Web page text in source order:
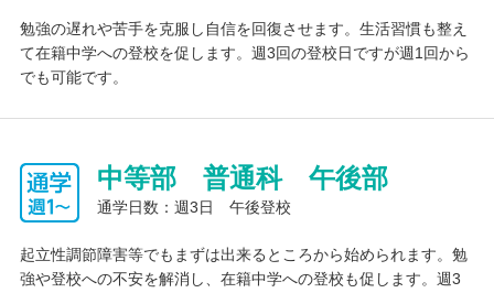
勉強の遅れや苦手を克服し自信を回復させます。生活習慣も整え
て在籍中学への登校を促します。週3回の登校日ですが週1回から
でも可能です。
中等部 普通科 午後部
通学日数：週3日 午後登校
起立性調節障害等でもまずは出来るところから始められます。勉
強や登校への不安を解消し、在籍中学への登校も促します。週3